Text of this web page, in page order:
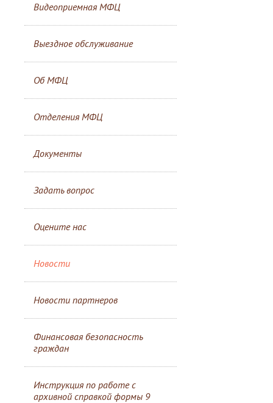
Видеоприемная МФЦ
Выездное обслуживание
Об МФЦ
Отделения МФЦ
Документы
Задать вопрос
Оцените нас
Новости
Новости партнеров
Финансовая безопасность
граждан
Инструкция по работе с
архивной справкой формы 9